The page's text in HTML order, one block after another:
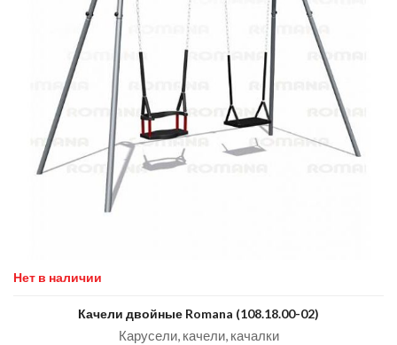
Нет в наличии
Качели двойные Romana (108.18.00-02)
Карусели, качели, качалки